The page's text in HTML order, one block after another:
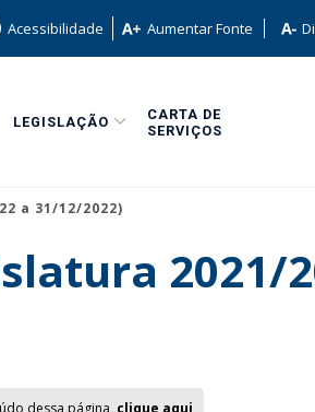
Acessibilidade Aumentar Fonte
LEGISLAÇÃO
CARTA DE
SERVIÇOS
a 31/12/2022)
2021/
dessa página, clique aqui